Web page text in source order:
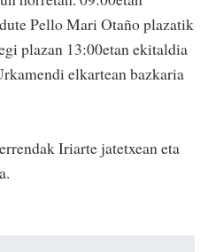
Pello Mari Otaño plazatik
plazan 13:00etan ekitaldia
elkartean bazkaria
Iriarte jatetxean eta